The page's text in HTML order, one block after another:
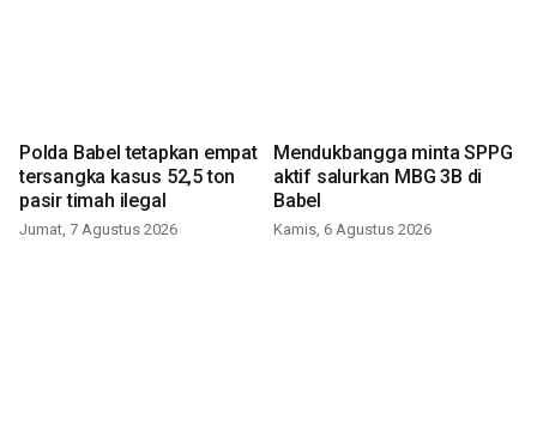
Polda Babel tetapkan empat
tersangka kasus 52,5 ton
pasir timah ilegal
Jumat, 7 Agustus 2026
Mendukbangga minta SPPG
aktif salurkan MBG 3B di
Babel
Kamis, 6 Agustus 2026